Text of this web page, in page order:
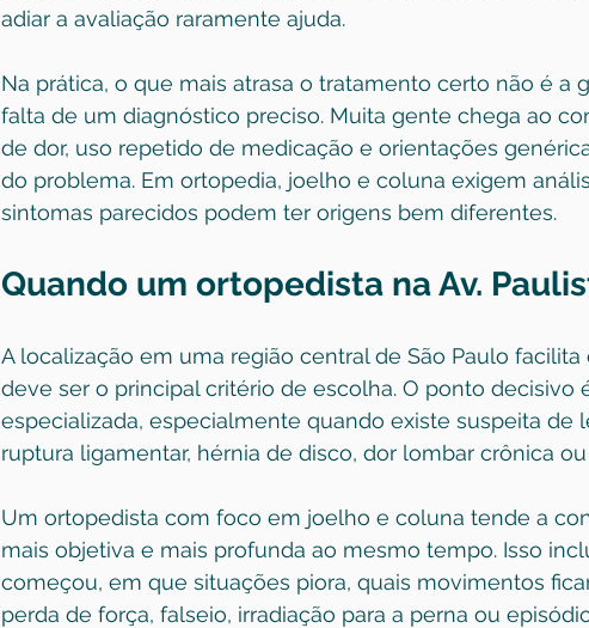
adiar a avaliação raramente ajuda.
Na prática, o que mais atrasa o tratamento certo não é a
falta de um diagnóstico preciso. Muita gente chega ao
de dor, uso repetido de medicação e orientações
do problema. Em ortopedia, joelho e coluna exigem
sintomas parecidos podem ter origens bem diferentes.
Quando um ortopedista na Av.
A localização em uma região central de São Paulo facilita
deve ser o principal critério de escolha. O ponto decisivo
especializada, especialmente quando existe suspeita de
ruptura ligamentar, hérnia de disco, dor lombar crônica
Um ortopedista com foco em joelho e coluna tende a
mais objetiva e mais profunda ao mesmo tempo. Isso
começou, em que situações piora, quais movimentos
perda de força, falseio, irradiação para a perna ou